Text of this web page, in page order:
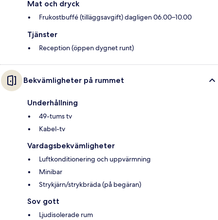
Mat och dryck
Frukostbuffé (tilläggsavgift) dagligen 06.00–10.00
Tjänster
Reception (öppen dygnet runt)
Bekvämligheter på rummet
Underhållning
49-tums tv
Kabel-tv
Vardagsbekvämligheter
Luftkonditionering och uppvärmning
Minibar
Strykjärn/strykbräda (på begäran)
Sov gott
Ljudisolerade rum